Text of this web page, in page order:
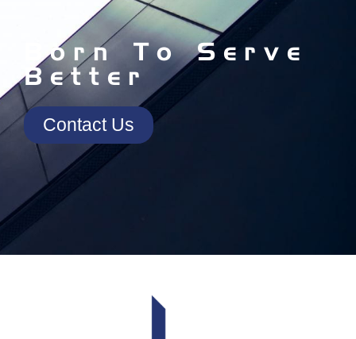
Born To Serve
Better
Contact Us